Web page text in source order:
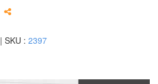
| SKU : 2397